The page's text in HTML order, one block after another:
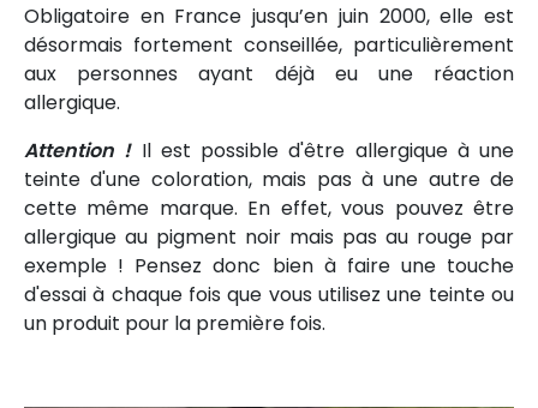
Obligatoire en France jusqu’en juin 2000, elle est
désormais fortement conseillée, particulièrement
aux personnes ayant déjà eu une réaction
allergique.
Attention !Il est possible d'être allergique à une
teinte d'une coloration, mais pas à une autre de
cette même marque. En effet, vous pouvez être
allergique au pigment noir mais pas au rouge par
exemple ! Pensez donc bien à faire une touche
d'essai à chaque fois que vous utilisez une teinte ou
un produit pour la première fois.